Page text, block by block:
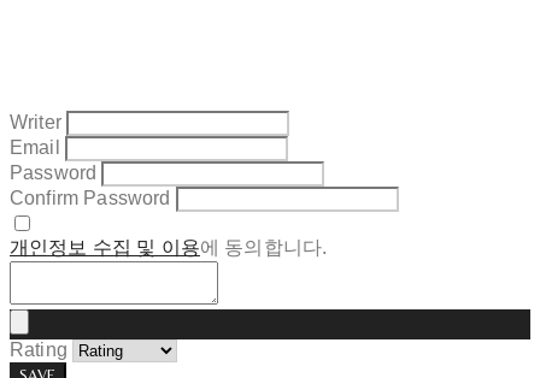
Writer
Email
Password
Confirm Password
개인정보 수집 및 이용에 동의합니다.
Rating